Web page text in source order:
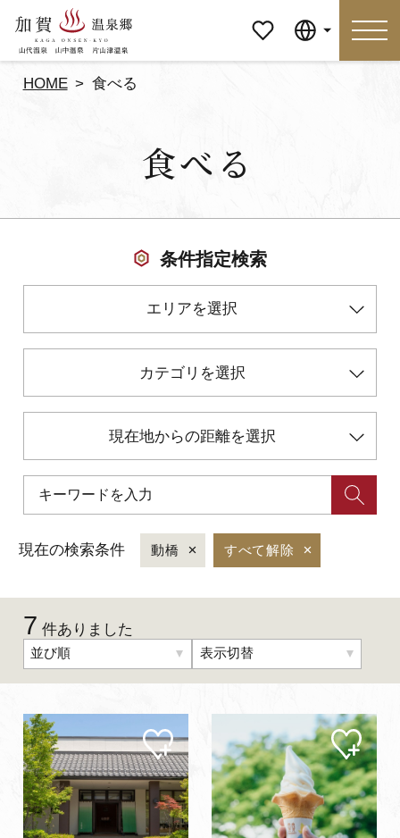
ージ
マイページ
初めての加賀温泉郷
加賀に泊まって！北陸巡り♪
ご当地グルメ
FAQ
お知らせ
動画を見る
パンフレットダウンロード
写真ダウンロード
よくあるご質問・お問い合わせ
HOME 食べる
食べる
条件指定検索
エリアを選択
カテゴリを選択
現在地からの距離を選択
現在の検索条件 動橋 すべて解除
7 件ありました
並び順 表示切替
マイ
ペー
ジに
追加
マイ
ペー
ジに
追加